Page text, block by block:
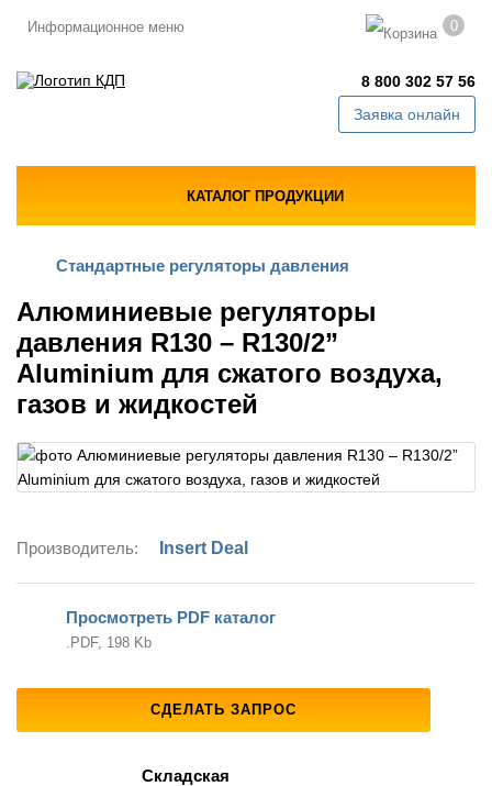
Информационное меню 0
8 800 302 57 56
Заявка онлайн
КАТАЛОГ ПРОДУКЦИИ
Стандартные регуляторы давления
Алюминиевые регуляторы
давления R130 – R130/2”
Aluminium для сжатого воздуха,
газов и жидкостей
Производитель: Insert Deal
Просмотреть PDF каталог
.PDF, 198 Kb
СДЕЛАТЬ ЗАПРОС
Складская